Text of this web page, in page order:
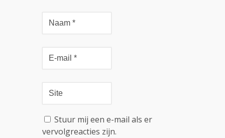
Stuur mij een e-mail als er
vervolgreacties zijn.